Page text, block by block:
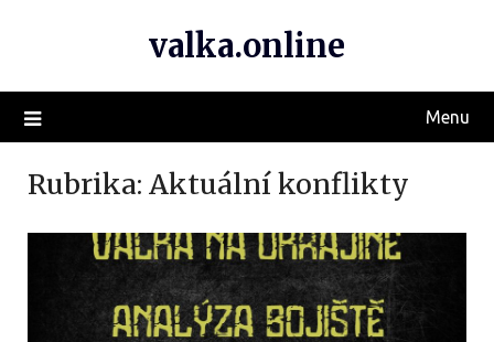
valka.online
Menu
Rubrika: Aktuální konflikty